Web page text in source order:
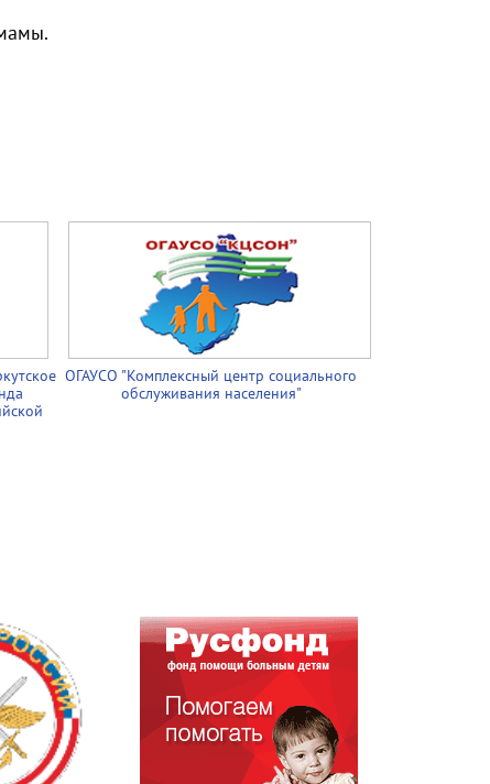
ОГАУСО "Комплексный центр социального
обслуживания населения"